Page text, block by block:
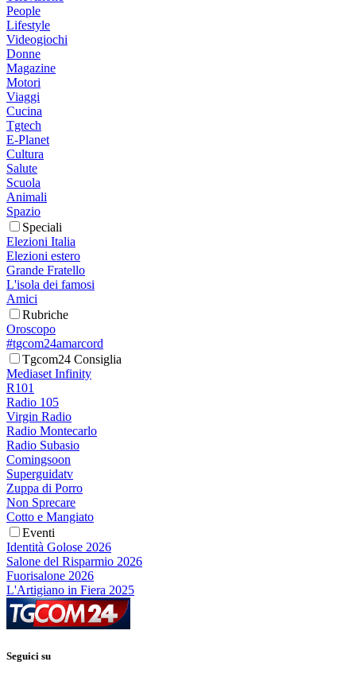
People
Lifestyle
Videogiochi
Donne
Magazine
Motori
Viaggi
Cucina
Tgtech
E-Planet
Cultura
Salute
Scuola
Animali
Spazio
Speciali
Elezioni Italia
Elezioni estero
Grande Fratello
L'isola dei famosi
Amici
Rubriche
Oroscopo
#tgcom24amarcord
Tgcom24 Consiglia
Mediaset Infinity
R101
Radio 105
Virgin Radio
Radio Montecarlo
Radio Subasio
Comingsoon
Superguidatv
Zuppa di Porro
Non Sprecare
Cotto e Mangiato
Eventi
Identità Golose 2026
Salone del Risparmio 2026
Fuorisalone 2026
L'Artigiano in Fiera 2025
Seguici su